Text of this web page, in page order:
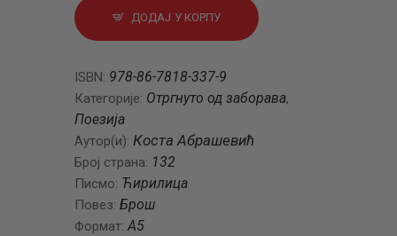
отаџбина
количина
ДОДАЈ У КОРПУ
ISBN: 978-86-7818-337-9
Категорије: Отргнуто од заборава,
Поезија
Аутор(и): Коста Абрашевић
Број страна: 132
Писмо: Ћирилица
Повез: Брош
Формат:A5